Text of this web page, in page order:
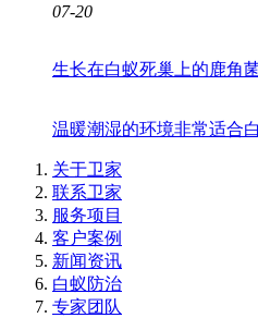
07-20
生长在白蚁死巢上的鹿角
温暖潮湿的环境非常适合
关于卫家
联系卫家
服务项目
客户案例
新闻资讯
白蚁防治
专家团队